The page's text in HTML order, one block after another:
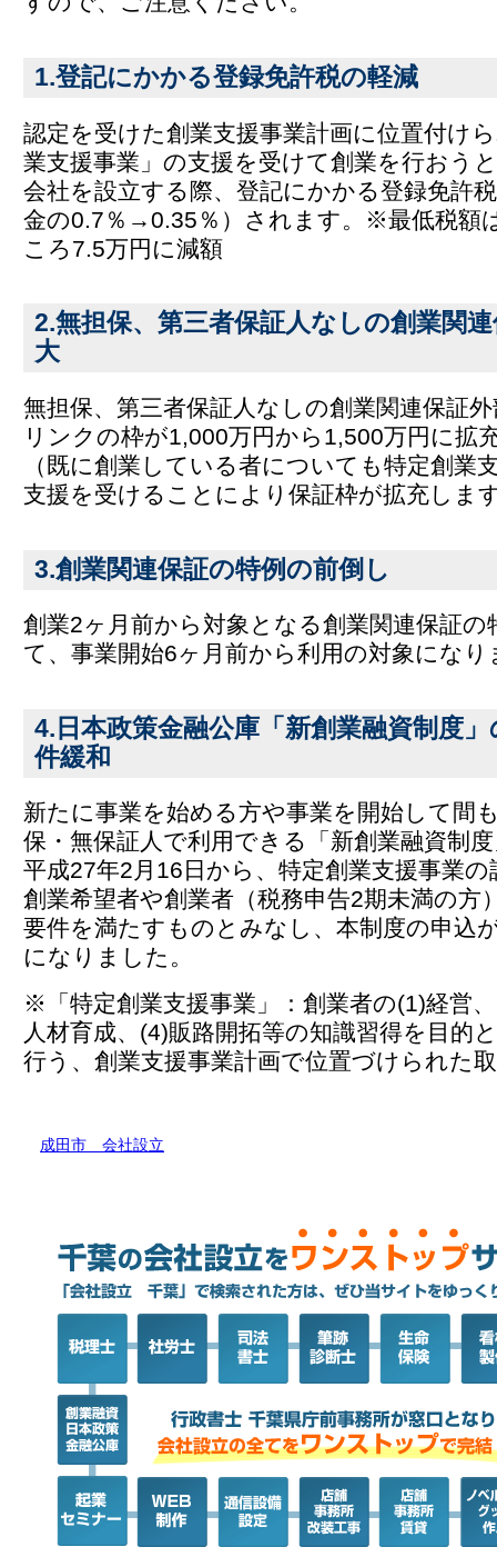
1.登記にかかる登録免許税の軽減
認定を受けた創業支援事業計画に位置付け
業支援事業」の支援を受けて創業を行おう
会社を設立する際、登記にかかる登録免許
金の0.7％→0.35％）されます。※最低税額
ころ7.5万円に減額
2.無担保、第三者保証人なしの創業関
大
無担保、第三者保証人なしの創業関連保証
リンクの枠が1,000万円から1,500万円に拡
（既に創業している者についても特定創業
支援を受けることにより保証枠が拡充しま
3.創業関連保証の特例の前倒し
創業2ヶ月前から対象となる創業関連保証の
て、事業開始6ヶ月前から利用の対象になり
4.日本政策金融公庫「新創業融資制度
件緩和
新たに事業を始める方や事業を開始して間
保・無保証人で利用できる「新創業融資制
平成27年2月16日から、特定創業支援事業
創業希望者や創業者（税務申告2期未満の方
要件を満たすものとみなし、本制度の申込
になりました。
※「特定創業支援事業」：創業者の(1)経営
人材育成、(4)販路開拓等の知識習得を目的
行う、創業支援事業計画で位置づけられた
成田市 会社設立